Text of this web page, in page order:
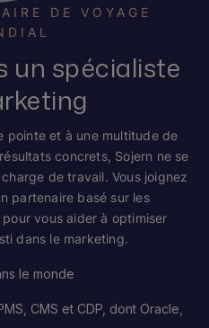
DE VOYAGE
un spécialiste
pointe et à une multitude de
concrets, Sojern ne se
de travail. Vous joignez
partenaire basé sur les
vous aider à optimiser
dans le marketing.
le monde
CMS et CDP, dont Oracle,